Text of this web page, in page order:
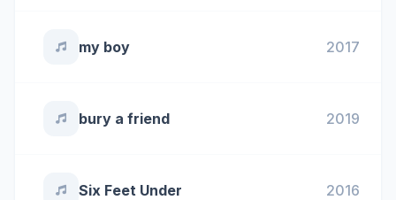
my boy 2017
bury a friend 2019
Six Feet Under 2016